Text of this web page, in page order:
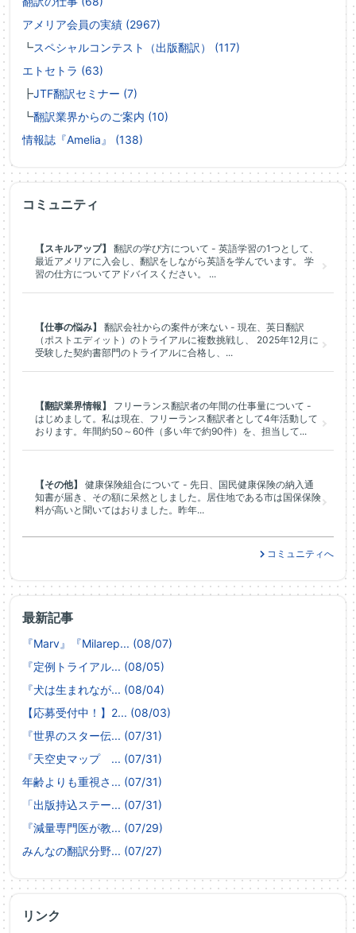
アメリア会員の実績 (2967)
┗スペシャルコンテスト（出版翻訳） (117)
エトセトラ (63)
┣JTF翻訳セミナー (7)
┗翻訳業界からのご案内 (10)
情報誌『Amelia』 (138)
最新記事
『Marv』『Milarep... (08/07)
『定例トライアル... (08/05)
『犬は生まれなが... (08/04)
【応募受付中！】2... (08/03)
『世界のスター伝... (07/31)
『天空史マップ ... (07/31)
年齢よりも重視さ... (07/31)
「出版持込ステー... (07/31)
『減量専門医が教... (07/29)
みんなの翻訳分野... (07/27)
リンク
コミュニティ
【スキルアップ】
翻訳の学び方について - 英語学習の1つとして、
最近アメリアに入会し、翻訳をしながら英語を学んでいます。 学
習の仕方についてアドバイスください。 ...
【仕事の悩み】
翻訳会社からの案件が来ない - 現在、英日翻訳
（ポストエディット）のトライアルに複数挑戦し、 2025年12月に
受験した契約書部門のトライアルに合格し、...
【翻訳業界情報】
フリーランス翻訳者の年間の仕事量について -
はじめまして。私は現在、フリーランス翻訳者として4年活動して
おります。年間約50～60件（多い年で約90件）を、担当して...
【その他】
健康保険組合について - 先日、国民健康保険の納入通
知書が届き、その額に呆然としました。居住地である市は国保保険
料が高いと聞いてはおりました。昨年...
コミュニティへ